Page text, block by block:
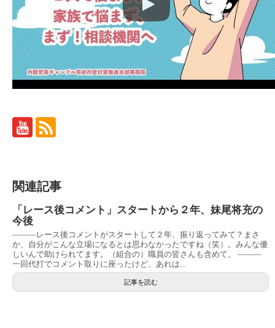
関連記事
「レース後コメント」スタートから２年、妹尾将充の
今後
———レース後コメントがスタートして２年、振り返ってみて？まさ
か、自分がこんな立場になるとは思わなかったですね（笑）。みんな優
しいんで助けられてます。（組合の）職員の皆さんも含めて。 ———
一回代打でコメント取りに座ったけど、あれは...
記事を読む